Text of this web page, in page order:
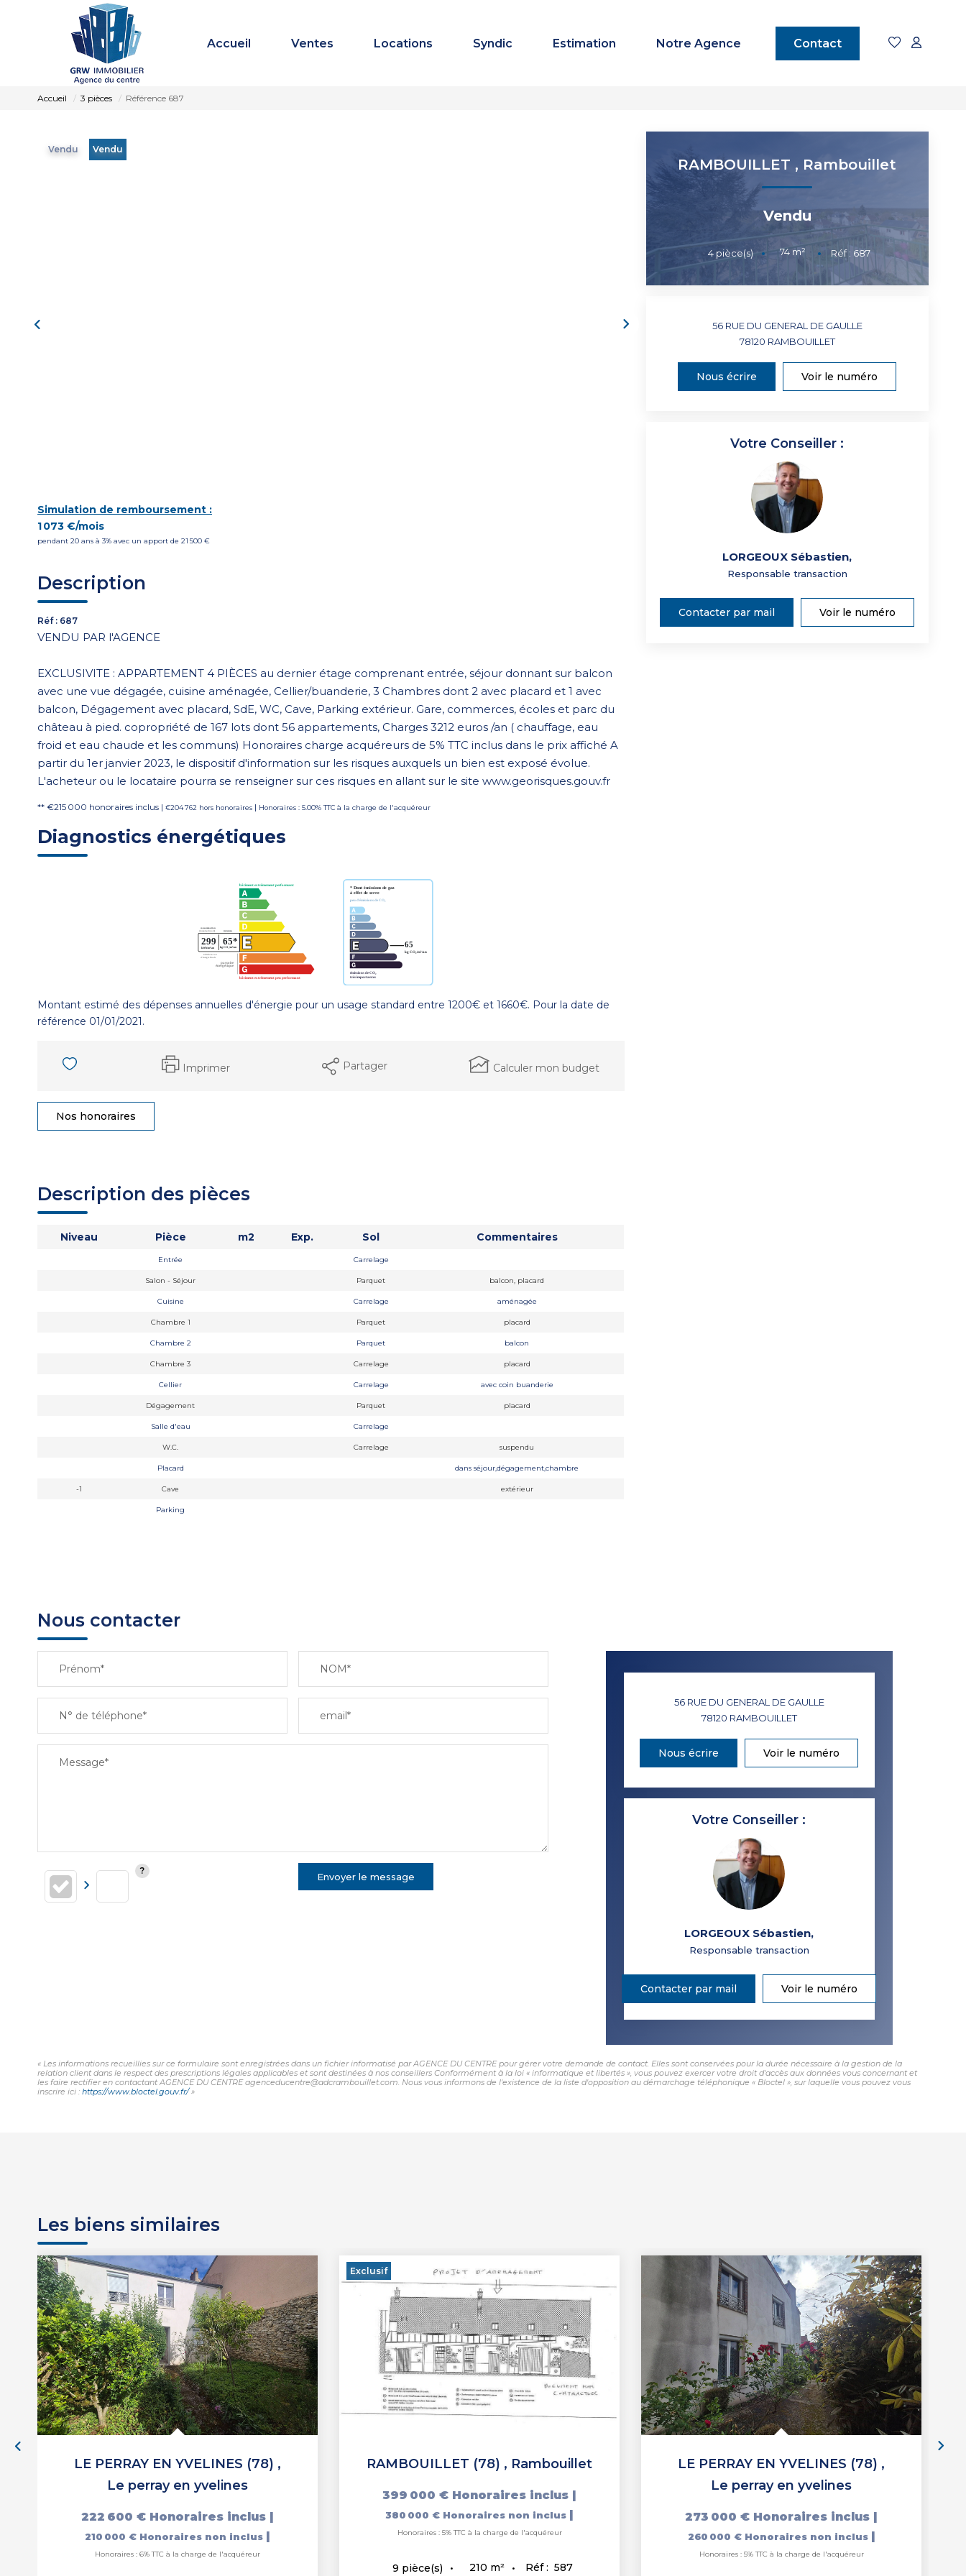
Accueil Ventes Locations Syndic Estimation Notre Agence Contact
Accueil 3 pièces Référence 687
Vendu Vendu
Simulation de remboursement :
1 073 €/mois
pendant 20 ans à 3% avec un apport de 21 500 €
Description
Réf : 687
VENDU PAR l'AGENCE
EXCLUSIVITE : APPARTEMENT 4 PIÈCES au dernier étage comprenant entrée, séjour donnant sur balcon
avec une vue dégagée, cuisine aménagée, Cellier/buanderie, 3 Chambres dont 2 avec placard et 1 avec
balcon, Dégagement avec placard, SdE, WC, Cave, Parking extérieur. Gare, commerces, écoles et parc du
château à pied. copropriété de 167 lots dont 56 appartements, Charges 3212 euros /an ( chauffage, eau
froid et eau chaude et les communs) Honoraires charge acquéreurs de 5% TTC inclus dans le prix affiché A
partir du 1er janvier 2023, le dispositif d'information sur les risques auxquels un bien est exposé évolue.
L'acheteur ou le locataire pourra se renseigner sur ces risques en allant sur le site www.georisques.gouv.fr
** €215 000 honoraires inclus | €204 762 hors honoraires | Honoraires : 5.00% TTC à la charge de l'acquéreur
Diagnostics énergétiques
Montant estimé des dépenses annuelles d'énergie pour un usage standard entre 1200€ et 1660€. Pour la date de
référence 01/01/2021.
Imprimer Partager Calculer mon budget
Nos honoraires
Description des pièces
Niveau Pièce m2 Exp. Sol Commentaires
Entrée Carrelage
Salon - Séjour Parquet balcon, placard
Cuisine Carrelage aménagée
Chambre 1 Parquet placard
Chambre 2 Parquet balcon
Chambre 3 Carrelage placard
Cellier Carrelage avec coin buanderie
Dégagement Parquet placard
Salle d'eau Carrelage
W.C. Carrelage suspendu
Placard dans séjour,dégagement,chambre
-1 Cave extérieur
Parking
RAMBOUILLET , Rambouillet
Vendu
4 pièce(s) 74 m² Réf : 687
56 RUE DU GENERAL DE GAULLE
78120 RAMBOUILLET
Nous écrire Voir le numéro
Votre Conseiller :
LORGEOUX Sébastien,
Responsable transaction
Contacter par mail Voir le numéro
Nous contacter
Prénom* NOM*
N° de téléphone* email*
Message*
Envoyer le message
56 RUE DU GENERAL DE GAULLE
78120 RAMBOUILLET
Nous écrire Voir le numéro
Votre Conseiller :
LORGEOUX Sébastien,
Responsable transaction
Contacter par mail Voir le numéro
« Les informations recueillies sur ce formulaire sont enregistrées dans un fichier informatisé par AGENCE DU CENTRE pour gérer votre demande de contact. Elles sont conservées pour la durée nécessaire à la gestion de la
relation client dans le respect des prescriptions légales applicables et sont destinées à nos conseillers Conformément à la loi « informatique et libertés », vous pouvez exercer votre droit d'accès aux données vous concernant et
les faire rectifier en contactant AGENCE DU CENTRE agenceducentre@adcrambouillet.com. Nous vous informons de l'existence de la liste d'opposition au démarchage téléphonique « Bloctel », sur laquelle vous pouvez vous
inscrire ici : https://www.bloctel.gouv.fr/»
Les biens similaires
LE PERRAY EN YVELINES (78) ,
Le perray en yvelines
222 600 € Honoraires inclus |
210 000 € Honoraires non inclus |
Honoraires : 6% TTC à la charge de l'acquéreur
Exclusif
RAMBOUILLET (78) , Rambouillet
399 000 € Honoraires inclus |
380 000 € Honoraires non inclus |
Honoraires : 5% TTC à la charge de l'acquéreur
9 pièce(s) 210 m² Réf : 587
LE PERRAY EN YVELINES (78) ,
Le perray en yvelines
273 000 € Honoraires inclus |
260 000 € Honoraires non inclus |
Honoraires : 5% TTC à la charge de l'acquéreur